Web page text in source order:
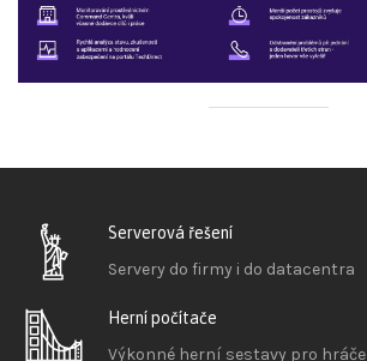
Serverová řešení
Servery do firmy i do datacentra
Herní počítače
Výkonné herní sestavy pro hráče